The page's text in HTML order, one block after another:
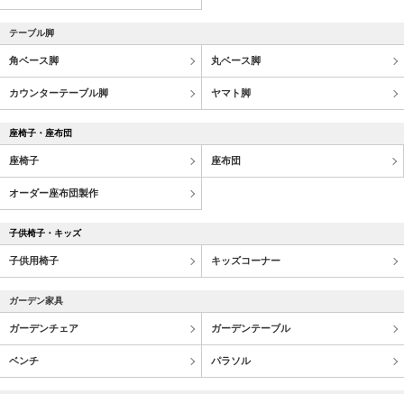
テーブル脚
角ベース脚 丸ベース脚
カウンターテーブル脚 ヤマト脚
座椅子・座布団
座椅子 座布団
オーダー座布団製作
子供椅子・キッズ
子供用椅子 キッズコーナー
ガーデン家具
ガーデンチェア ガーデンテーブル
ベンチ パラソル